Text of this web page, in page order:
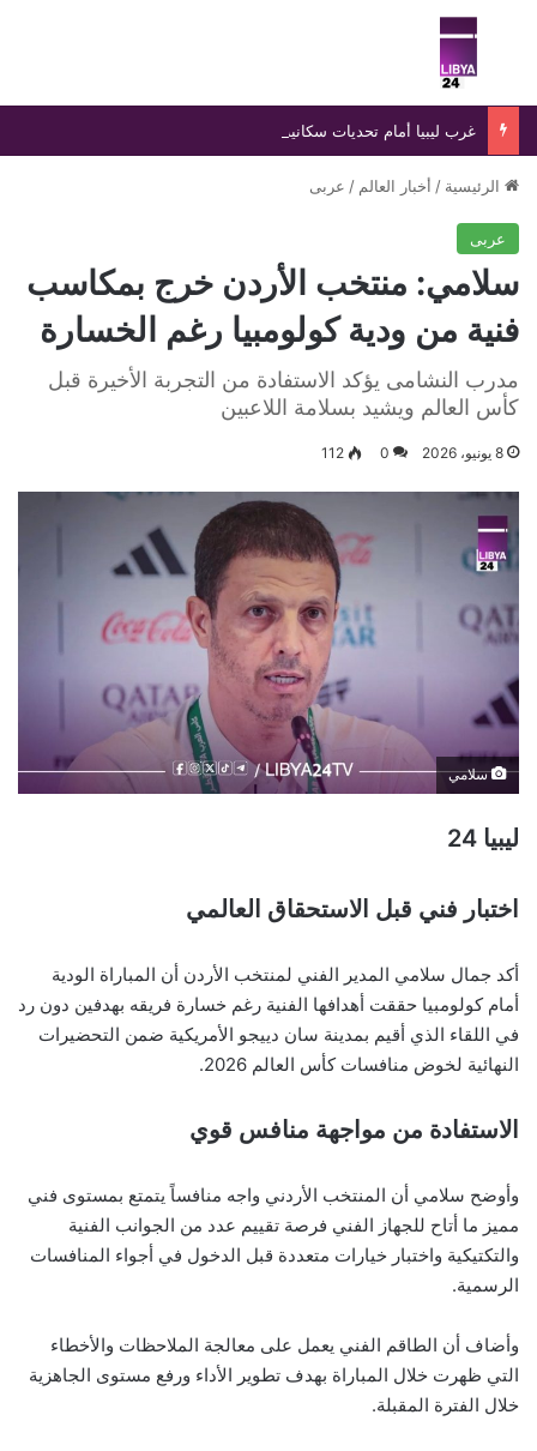
بحث عن
غرب ليبيا أمام تحديات سكانية وأمنية متصاعدة
الرئيسية / أخبار العالم / عربى
عربى
سلامي: منتخب الأردن خرج بمكاسب
فنية من ودية كولومبيا رغم الخسارة
مدرب النشامى يؤكد الاستفادة من التجربة الأخيرة قبل
كأس العالم ويشيد بسلامة اللاعبين
8 يونيو، 2026 0
112
سلامي
ليبيا 24
اختبار فني قبل الاستحقاق العالمي
أكد جمال سلامي المدير الفني لمنتخب الأردن أن المباراة الودية
أمام كولومبيا حققت أهدافها الفنية رغم خسارة فريقه بهدفين دون رد
في اللقاء الذي أقيم بمدينة سان دييجو الأمريكية ضمن التحضيرات
النهائية لخوض منافسات كأس العالم 2026.
الاستفادة من مواجهة منافس قوي
وأوضح سلامي أن المنتخب الأردني واجه منافساً يتمتع بمستوى فني
مميز ما أتاح للجهاز الفني فرصة تقييم عدد من الجوانب الفنية
والتكتيكية واختبار خيارات متعددة قبل الدخول في أجواء المنافسات
الرسمية.
وأضاف أن الطاقم الفني يعمل على معالجة الملاحظات والأخطاء
التي ظهرت خلال المباراة بهدف تطوير الأداء ورفع مستوى الجاهزية
خلال الفترة المقبلة.